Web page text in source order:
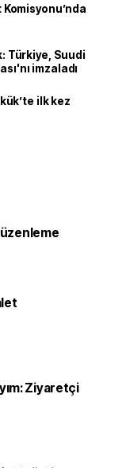
Türkiye, Suudi
imzaladı
ilk kez
Ziyaretçi